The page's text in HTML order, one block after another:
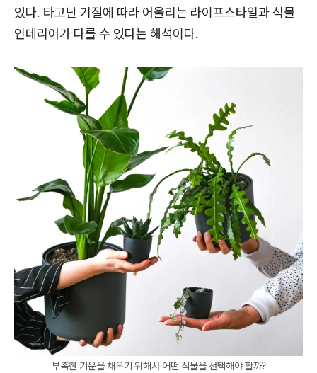
있다. 타고난 기질에 따라 어울리는 라이프스타일과 식물
인테리어가 다를 수 있다는 해석이다.
부족한 기운을 채우기 위해서 어떤 식물을 선택해야 할까?